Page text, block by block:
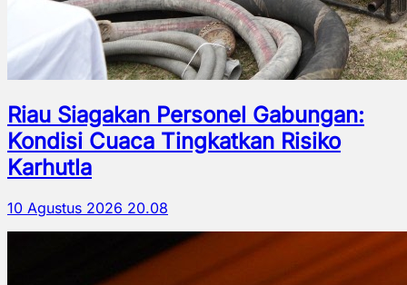
Riau Siagakan Personel Gabungan:
Kondisi Cuaca Tingkatkan Risiko
Karhutla
10 Agustus 2026 20.08